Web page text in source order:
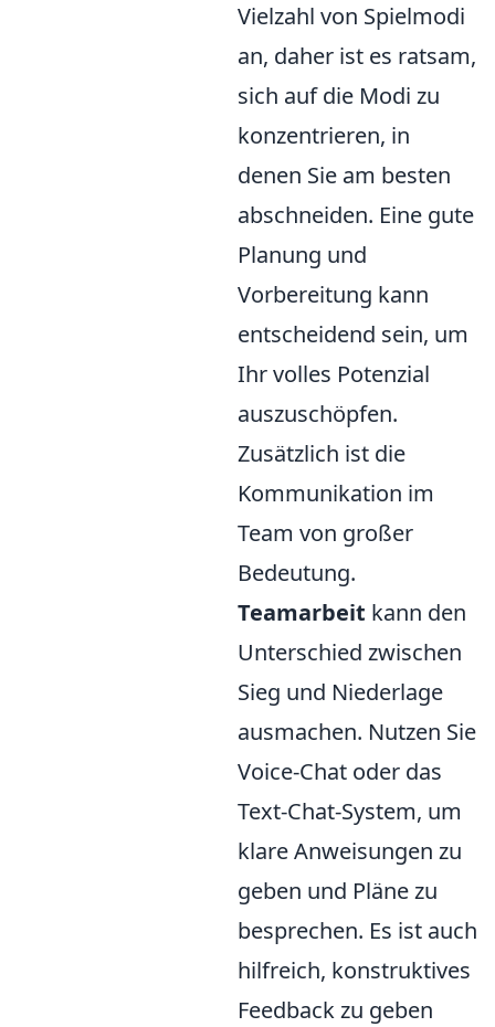
Vielzahl von Spielmodi
an, daher ist es ratsam,
sich auf die Modi zu
konzentrieren, in
denen Sie am besten
abschneiden. Eine gute
Planung und
Vorbereitung kann
entscheidend sein, um
Ihr volles Potenzial
auszuschöpfen.
Zusätzlich ist die
Kommunikation im
Team von großer
Bedeutung.
Teamarbeit kann den
Unterschied zwischen
Sieg und Niederlage
ausmachen. Nutzen Sie
Voice-Chat oder das
Text-Chat-System, um
klare Anweisungen zu
geben und Pläne zu
besprechen. Es ist auch
hilfreich, konstruktives
Feedback zu geben